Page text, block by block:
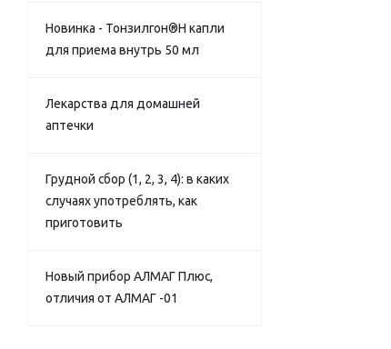
Новинка - Тонзилгон®Н капли
для приема внутрь 50 мл
Лекарства для домашней
аптечки
Грудной сбор (1, 2, 3, 4): в каких
случаях употреблять, как
приготовить
Новый прибор АЛМАГ Плюс,
отличия от АЛМАГ -01